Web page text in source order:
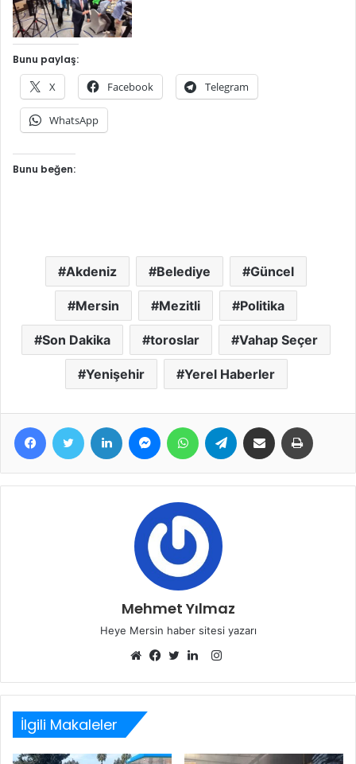
Bunu paylaş:
X Facebook Telegram
WhatsApp
Bunu beğen:
Akdeniz Belediye Güncel
Mersin Mezitli Politika
Son Dakika toroslar Vahap Seçer
Yenişehir Yerel Haberler
FacebookTwitter LinkedIn MessengerWhatsAppTelegram E-Posta ile paylaş
Mehmet Yılmaz
Heye Mersin haber sitesi yazarı
sitesi
Instagram
İlgili Makaleler